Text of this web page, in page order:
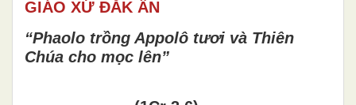
GIÁO XỨ ĐĂK ÂN
“Phaolo trồng Appolô tươi và Thiên
Chúa cho mọc lên”